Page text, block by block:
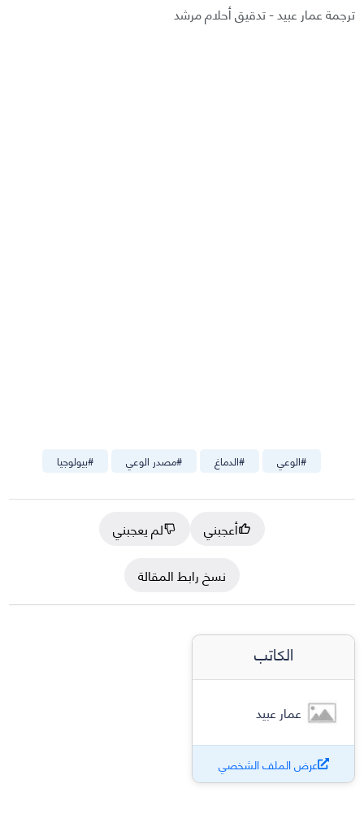
ترجمة عمار عبيد - تدقيق أحلام مرشد
#بيولوجيا #مصدر الوعي #الدماغ #الوعي
أعجبني
لم يعجبني
نسخ رابط المقالة
الكاتب
عمار عبيد
عرض الملف الشخصي